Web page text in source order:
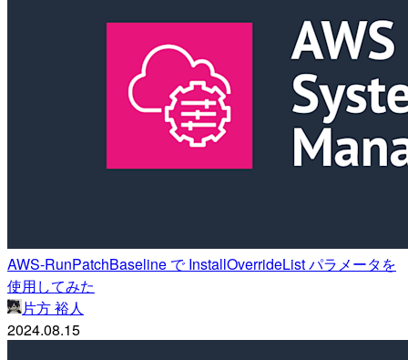
AWS-RunPatchBaseline で InstallOverrideList パラメータを
使用してみた
片方 裕人
2024.08.15